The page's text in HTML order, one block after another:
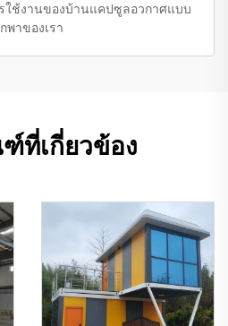
ใช้งานของบ้านแคปซูลอวกาศแบบ
พาของเรา
ที่เกี่ยวข้อง